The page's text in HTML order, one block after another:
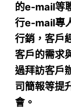
的e-mail等
行e-mail專
行銷，客戶
客戶的需求
過拜訪客戶
司簡報等提
會。